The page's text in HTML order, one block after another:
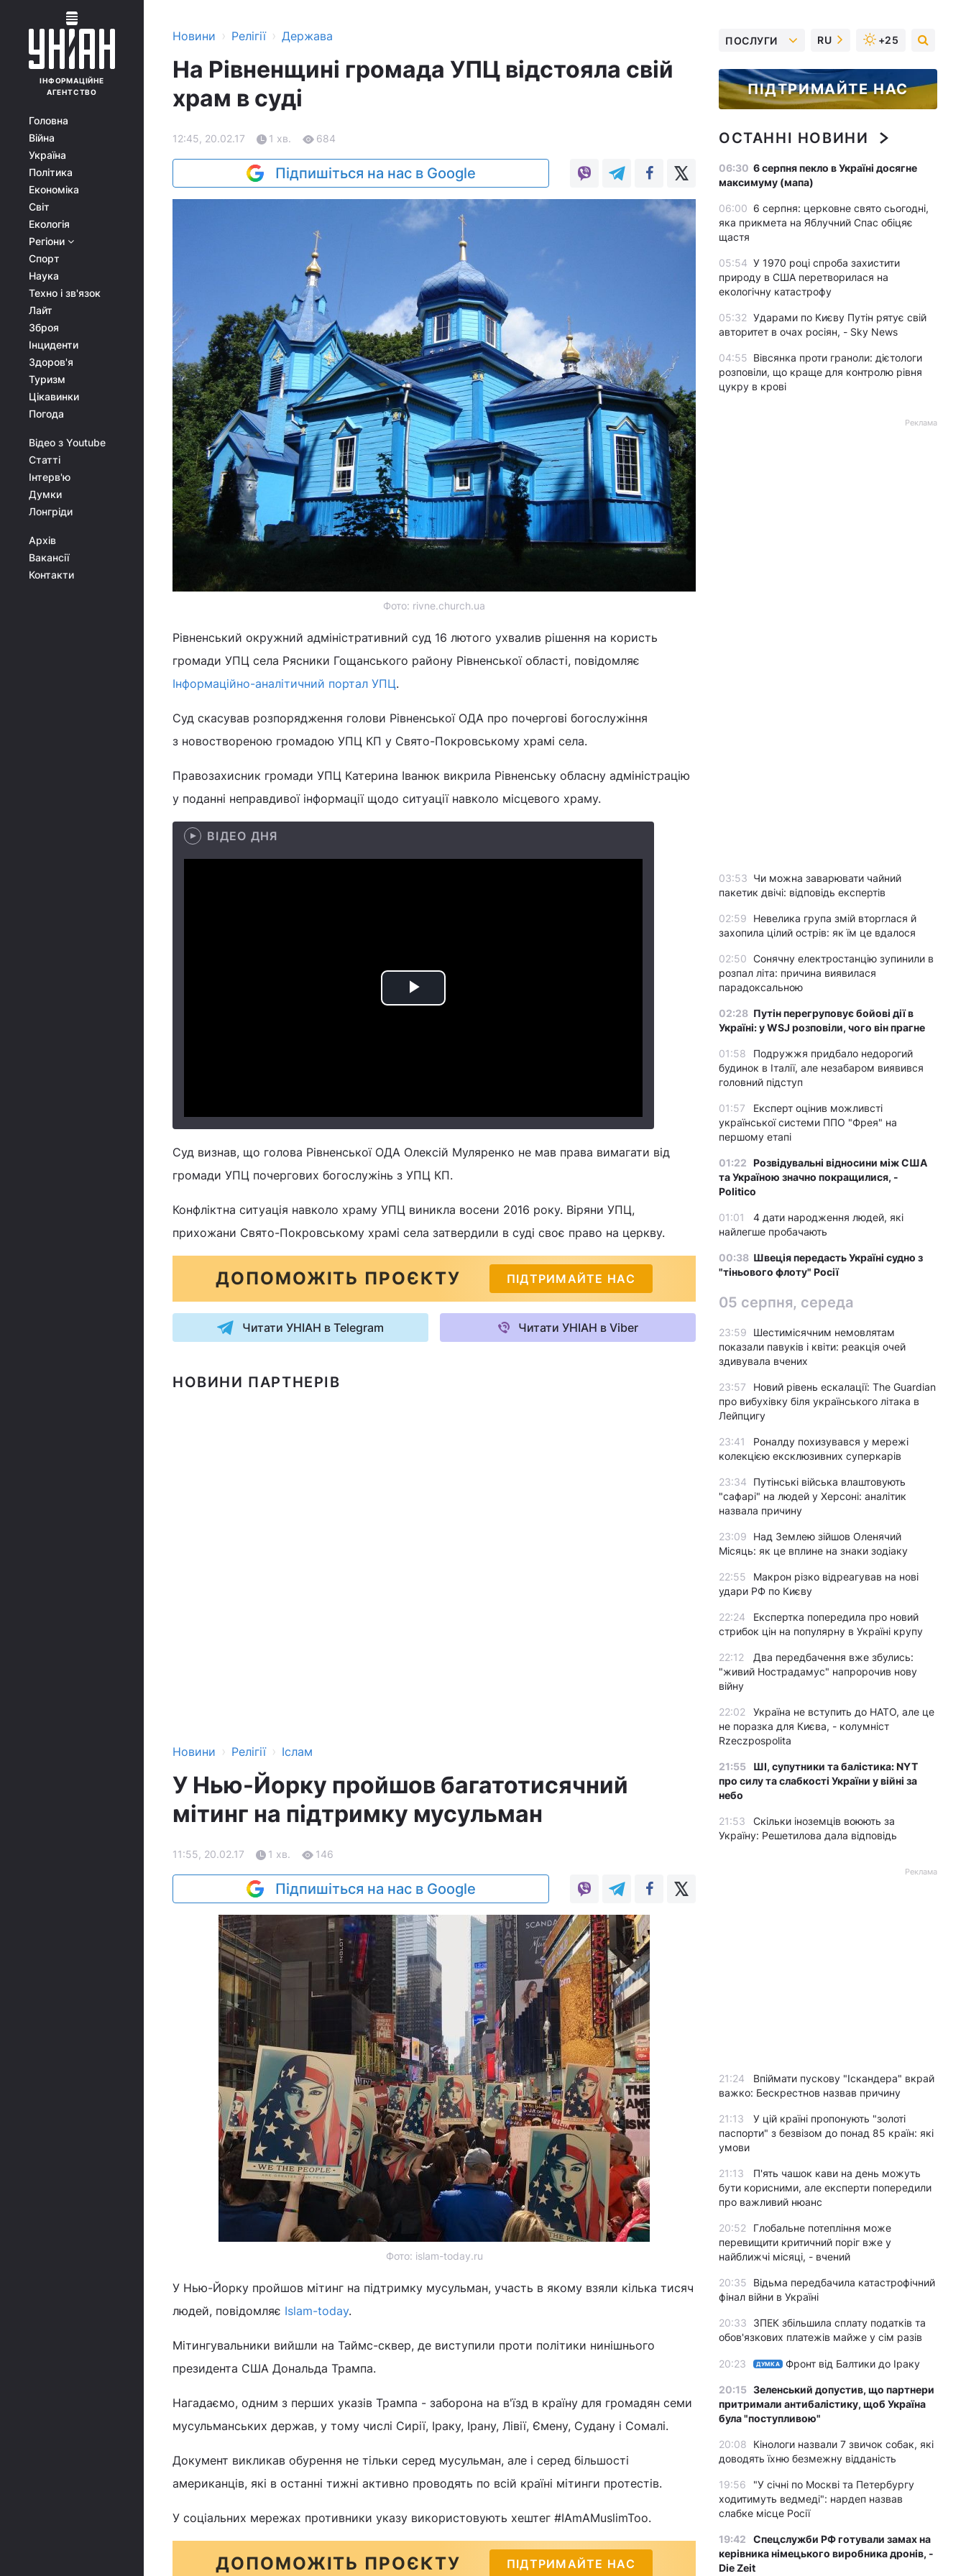
ІНФОРМАЦІЙНЕ
АГЕНТСТВО
Головна
Війна
Україна
Політика
Економіка
Світ
Екологія
Регіони
Спорт
Наука
Техно і зв'язок
Лайт
Зброя
Інциденти
Здоров'я
Туризм
Цікавинки
Погода
Відео з Youtube
Статті
Інтерв'ю
Думки
Лонгріди
Архів
Вакансії
Контакти
Новини › Релігії › Держава
На Рівненщині громада УПЦ відстояла свій
храм в суді
12:45, 20.02.17 1 хв. 684
Підпишіться на нас в Google
Фото: rivne.church.ua
Рівненський окружний адміністративний суд 16 лютого ухвалив рішення на користь
громади УПЦ села Рясники Гощанського району Рівненської області, повідомляє
Інформаційно-аналітичний портал УПЦ.
Суд скасував розпорядження голови Рівненської ОДА про почергові богослужіння
з новоствореною громадою УПЦ КП у Свято-Покровському храмі села.
Правозахисник громади УПЦ Катерина Іванюк викрила Рівненську обласну адміністрацію
у поданні неправдивої інформації щодо ситуації навколо місцевого храму.
ВІДЕО ДНЯ
Play
Суд визнав, що голова Рівненської ОДА Олексій Муляренко не мав права вимагати від
громади УПЦ почергових богослужінь з УПЦ КП.
Конфліктна ситуація навколо храму УПЦ виникла восени 2016 року. Віряни УПЦ,
прихожани Свято-Покровському храмі села затвердили в суді своє право на церкву.
ДОПОМОЖІТЬ ПРОЄКТУ ПІДТРИМАЙТЕ НАС
Читати УНІАН в Telegram Читати УНІАН в Viber
НОВИНИ ПАРТНЕРІВ
Новини › Релігії › Іслам
У Нью-Йорку пройшов багатотисячний
мітинг на підтримку мусульман
11:55, 20.02.17 1 хв. 146
Підпишіться на нас в Google
Фото: islam-today.ru
У Нью-Йорку пройшов мітинг на підтримку мусульман, участь в якому взяли кілька тисяч
людей, повідомляє Islam-today.
Мітингувальники вийшли на Таймс-сквер, де виступили проти політики нинішнього
президента США Дональда Трампа.
Нагадаємо, одним з перших указів Трампа - заборона на в'їзд в країну для громадян семи
мусульманських держав, у тому числі Сирії, Іраку, Ірану, Лівії, Ємену, Судану і Сомалі.
Документ викликав обурення не тільки серед мусульман, але і серед більшості
американців, які в останні тижні активно проводять по всій країні мітинги протестів.
У соціальних мережах противники указу використовують хештег #IAmAMuslimToo.
ДОПОМОЖІТЬ ПРОЄКТУ ПІДТРИМАЙТЕ НАС
ПОСЛУГИ RU +25
ПІДТРИМАЙТЕ НАС
ОСТАННІ НОВИНИ
06:30 6 серпня пекло в Україні досягне
максимуму (мапа)
06:00 6 серпня: церковне свято сьогодні,
яка прикмета на Яблучний Спас обіцяє
щастя
05:54 У 1970 році спроба захистити
природу в США перетворилася на
екологічну катастрофу
05:32 Ударами по Києву Путін рятує свій
авторитет в очах росіян, - Sky News
04:55 Вівсянка проти граноли: дієтологи
розповіли, що краще для контролю рівня
цукру в крові
Реклама
03:53 Чи можна заварювати чайний
пакетик двічі: відповідь експертів
02:59
Невелика група змій вторглася й
захопила цілий острів: як їм це вдалося
02:50 Сонячну електростанцію зупинили в
розпал літа: причина виявилася
парадоксальною
02:28 Путін перегруповує бойові дії в
Україні: у WSJ розповіли, чого він прагне
01:58
Подружжя придбало недорогий
будинок в Італії, але незабаром виявився
головний підступ
01:57
Експерт оцінив можливсті
української системи ППО "Фрея" на
першому етапі
01:22 Розвідувальні відносини між США
та Україною значно покращилися, -
Politico
01:01
4 дати народження людей, які
найлегше пробачають
00:38 Швеція передасть Україні судно з
"тіньового флоту" Росії
05 серпня, середа
23:59
Шестимісячним немовлятам
показали павуків і квіти: реакція очей
здивувала вчених
23:57
Новий рівень ескалації: The Guardian
про вибухівку біля українського літака в
Лейпцигу
23:41
Роналду похизувався у мережі
колекцією ексклюзивних суперкарів
23:34
Путінські війська влаштовують
"сафарі" на людей у Херсоні: аналітик
назвала причину
23:09
Над Землею зійшов Оленячий
Місяць: як це вплине на знаки зодіаку
22:55
Макрон різко відреагував на нові
удари РФ по Києву
22:24
Експертка попередила про новий
стрибок цін на популярну в Україні крупу
22:12
Два передбачення вже збулись:
"живий Нострадамус" напророчив нову
війну
22:02
Україна не вступить до НАТО, але це
не поразка для Києва, - колумніст
Rzeczpospolita
21:55
ШІ, супутники та балістика: NYT
про силу та слабкості України у війні за
небо
21:53
Скільки іноземців воюють за
Україну: Решетилова дала відповідь
Реклама
21:24
Впіймати пускову "Іскандера" вкрай
важко: Бескрестнов назвав причину
21:13
У цій країні пропонують "золоті
паспорти" з безвізом до понад 85 країн: які
умови
21:13
П'ять чашок кави на день можуть
бути корисними, але експерти попередили
про важливий нюанс
20:52
Глобальне потепління може
перевищити критичний поріг вже у
найближчі місяці, - вчений
20:35
Відьма передбачила катастрофічний
фінал війни в Україні
20:33
ЗПЕК збільшила сплату податків та
обов'язкових платежів майже у сім разів
20:23 ДУМКА Фронт від Балтики до Іраку
20:15 Зеленський допустив, що партнери
притримали антибалістику, щоб Україна
була "поступливою"
20:08
Кінологи назвали 7 звичок собак, які
доводять їхню безмежну відданість
19:56
"У січні по Москві та Петербургу
ходитимуть ведмеді": нардеп назвав
слабке місце Росії
19:42
Спецслужби РФ готували замах на
керівника німецького виробника дронів, -
Die Zeit